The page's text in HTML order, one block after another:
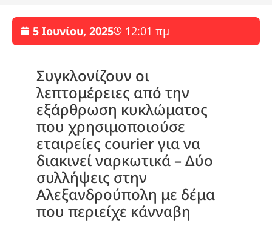
5 Ιουνίου, 2025 12:01 πμ
Συγκλονίζουν οι
λεπτομέρειες από την
εξάρθρωση κυκλώματος
που χρησιμοποιούσε
εταιρείες courier για να
διακινεί ναρκωτικά – Δύο
συλλήψεις στην
Αλεξανδρούπολη με δέμα
που περιείχε κάνναβη